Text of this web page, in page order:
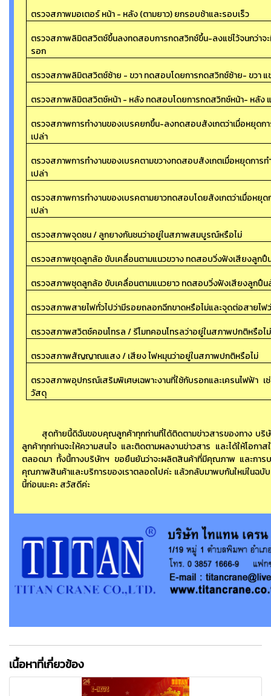
ตรวจสภาพมอเตอร์ หน้า - หลัง (ตามยาว) ยกรอบช้าและรอบเร็ว
ตรวจสภาพลิมิตสวิตช์ขึ้นลงทดสอบการกดสวิทช์ขึ้น-ลงแช่ไว้จนกว่าจะ
รอก
ตรวจสภาพลิมิตสวิตช์ซ้าย - ขวา ทดสอบโดยการกดสวิทช์ซ้าย- ขวา แช่
ตรวจสภาพลิมิตสวิตช์หน้า - หลัง ทดสอบโดยการกดสวิทช์หน้า- หลัง แ
ตรวจสภาพการทำงานของเบรคยกขึ้น-ลงทดสอบสังเกตว่าเมื่อหยุดก
เปล่า
ตรวจสภาพการทำงานของเบรคตามขวางทดสอบสังเกตเมื่อหยุดการ
เปล่า
ตรวจสภาพการทำงานของเบรคตามยาวทดสอบโดยสังเกตว่าเมื่อหยุ
เปล่า
ตรวจสภาพจุดชน / ลูกยางกันชนว่าอยู่ในสภาพสมบูรณ์หรือไม่
ตรวจสภาพชุดลูกล้อ ขับเคลื่อนตามแนวขวาง ทดสอบวิ่งฟังเสียงลูกปื
ตรวจสภาพชุดลูกล้อ ขับเคลื่อนตามแนวยาว ทดสอบวิ่งฟังเสียงลูกปืน
ตรวจสภาพสายไฟทั่วไปว่ามีรอยถลอกฉีกขาดหรือไม่และจุดต่อสายไ
ตรวจสภาพสวิตช์คอนโทรล / รีโมทคอนโทรลว่าอยู่ในสภาพปกติหรือไม่
ตรวจสภาพสัญญาณแสง / เสียง ไฟหมุนว่าอยู่ในสภาพปกติหรือไม่
ตรวจสภาพอุปกรณ์เสริมพิเศษเฉพาะงานที่ใช้กับรอกและเครนไฟฟ้า
วัสดุ
สุดท้ายนี้ดิฉันขอบคุณลูกค้าทุกท่านที่ได้ติดตามข่าวสารของทาง บริษั
ลูกค้าทุกท่านจะให้ความสนใจ และติดตามผลงานข่าวสาร และได้ให้โอ
ตลอดมา ทั้งนี้ทางบริษัทฯ ขอยืนยันว่าจะผลิตสินค้าที่มีคุณภาพ และการบ
คุณภาพสินค้าและบริการของเราตลอดไปค่ะ แล้วกลับมาพบกันใหม่ในฉบั
นี้ก่อนนะคะ สวัสดีค่ะ
เนื้อหาที่เกี่ยวข้อง